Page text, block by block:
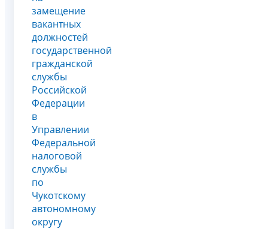
замещение
вакантных
должностей
государственной
гражданской
службы
Российской
Федерации
в
Управлении
Федеральной
налоговой
службы
по
Чукотскому
автономному
округу